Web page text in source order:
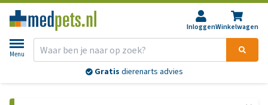
InloggenWinkelwagen
Menu
Gratis dierenarts advies